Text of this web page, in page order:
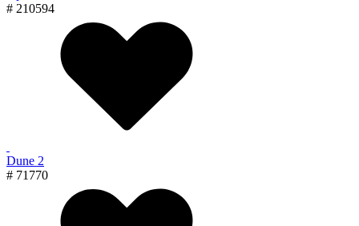
# 210594
Dune 2
# 71770